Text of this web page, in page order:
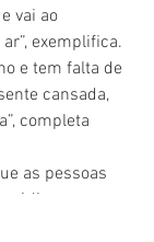
vai ao
exemplifica.
e tem falta de
cansada,
completa
as pessoas
caso